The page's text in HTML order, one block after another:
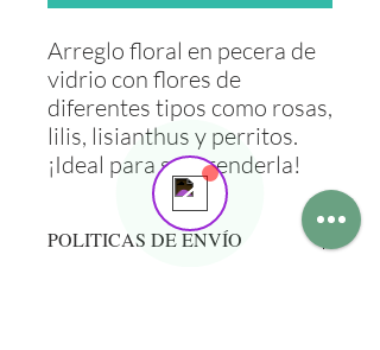
Arreglo floral en pecera de
vidrio con flores de
diferentes tipos como rosas,
lilis, lisianthus y perritos.
¡Ideal para sorprenderla!
POLITICAS DE ENVÍO
Send us a message
Online
💬 Start a conversation...